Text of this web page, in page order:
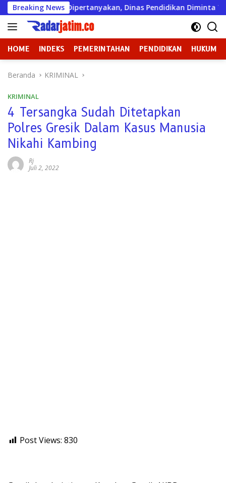
Langsung
ke
konten
Breaking News
Sekolah Dipertanyakan, Dinas Pendidikan Diminta Turun
HOME INDEKS PEMERINTAHAN PENDIDIKAN HUKUM
Beranda KRIMINAL
KRIMINAL
4 Tersangka Sudah Ditetapkan
Polres Gresik Dalam Kasus Manusia
Nikahi Kambing
Rj
Juli 2, 2022
Post Views: 830